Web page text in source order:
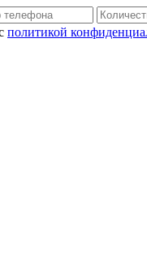
политикой